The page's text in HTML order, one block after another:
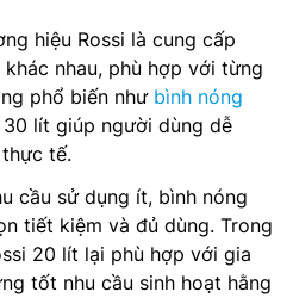
hiệu Rossi là cung cấp
nhau, phù hợp với từng
phổ biến như bình nóng
lít giúp người dùng dễ
tế.
cầu sử dụng ít, bình nóng
tiết kiệm và đủ dùng. Trong
20 lít lại phù hợp với gia
tốt nhu cầu sinh hoạt hằng